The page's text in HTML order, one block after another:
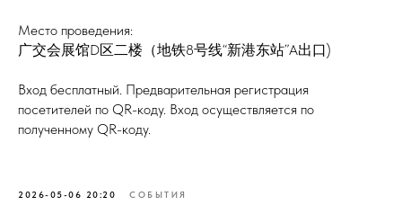
Место проведения:
广交会展馆D区二楼（地铁8号线“新港东站”A出口)
Вход бесплатный. Предварительная регистрация
посетителей по QR-коду. Вход осуществляется по
полученному QR-коду.
2026-05-06 20:20 СОБЫТИЯ